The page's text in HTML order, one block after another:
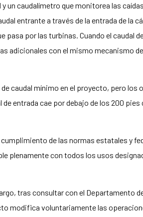
un caudalímetro que monitorea las
entrante a través de la entrada de la
pasa por las turbinas. Cuando el caudal
adicionales con el mismo mecanismo de
caudal mínimo en el proyecto, pero los
entrada cae por debajo de los 200
de las normas estatales y
plenamente con todos los usos
tras consultar con el Departamento
modifica voluntariamente las